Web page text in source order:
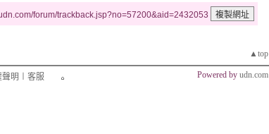
forum/trackback.jsp?no=57200&aid=2432053
▲top
聲明 客服 Powered by udn.com